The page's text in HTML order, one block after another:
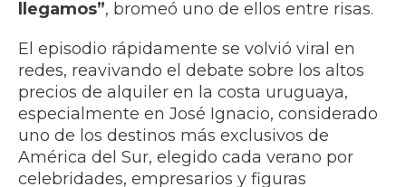
llegamos”, bromeó uno de ellos entre risas.
El episodio rápidamente se volvió viral en
redes, reavivando el debate sobre los altos
precios de alquiler en la costa uruguaya,
especialmente en José Ignacio, considerado
uno de los destinos más exclusivos de
América del Sur, elegido cada verano por
celebridades, empresarios y figuras